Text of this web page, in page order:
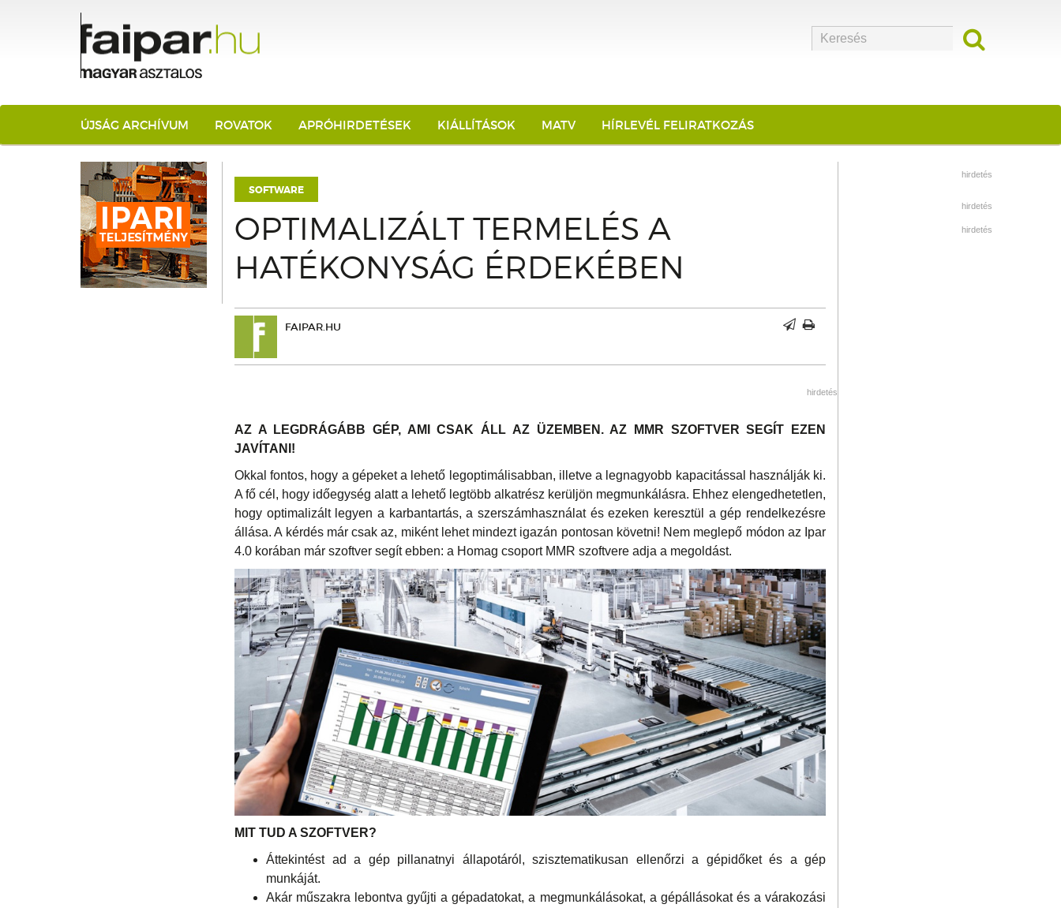
ÚJSÁG ARCHÍVUM ROVATOK APRÓHIRDETÉSEK KIÁLLÍTÁSOK MATV HÍRLEVÉL FELIRATKOZÁS
SOFTWARE
OPTIMALIZÁLT TERMELÉS A
HATÉKONYSÁG ÉRDEKÉBEN
FAIPAR.HU
hirdetés
AZ A LEGDRÁGÁBB GÉP, AMI CSAK ÁLL AZ ÜZEMBEN. AZ MMR SZOFTVER SEGÍT EZEN
JAVÍTANI!
Okkal fontos, hogy a gépeket a lehető legoptimálisabban, illetve a legnagyobb kapacitással használják ki.
A fő cél, hogy időegység alatt a lehető legtöbb alkatrész kerüljön megmunkálásra. Ehhez elengedhetetlen,
hogy optimalizált legyen a karbantartás, a szerszámhasználat és ezeken keresztül a gép rendelkezésre
állása. A kérdés már csak az, miként lehet mindezt igazán pontosan követni! Nem meglepő módon az Ipar
4.0 korában már szoftver segít ebben: a Homag csoport MMR szoftvere adja a megoldást.
MIT TUD A SZOFTVER?
Áttekintést ad a gép pillanatnyi állapotáról, szisztematikusan ellenőrzi a gépidőket és a gép
munkáját.
Akár műszakra lebontva gyűjti a gépadatokat, a megmunkálásokat, a gépállásokat és a várakozási
hirdetés
hirdetés
hirdetés